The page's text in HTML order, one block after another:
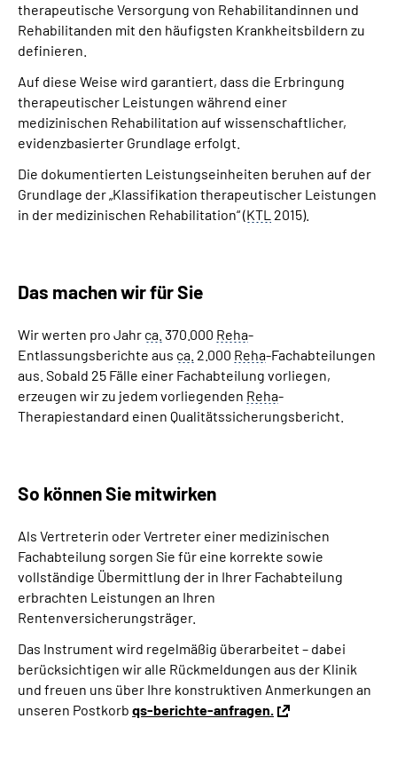
Language
Inhalte in Gebärdensprache (DGS)
Leichte Sprache
Mein Kundenportal
therapeutische Versorgung von Rehabilitandinnen und
Rehabilitanden mit den häufigsten Krankheitsbildern zu
definieren.
Auf diese Weise wird garantiert, dass die Erbringung
therapeutischer Leistungen während einer
medizinischen Rehabilitation auf wissenschaftlicher,
evidenzbasierter Grundlage erfolgt.
Die dokumentierten Leistungseinheiten beruhen auf der
Grundlage der „Klassifikation therapeutischer Leistungen
in der medizinischen Rehabilitation“ (KTL 2015).
Das machen wir für Sie
Wir werten pro Jahr ca. 370.000 Reha-
Entlassungsberichte aus ca. 2.000 Reha-Fachabteilungen
aus. Sobald 25 Fälle einer Fachabteilung vorliegen,
erzeugen wir zu jedem vorliegenden Reha-
Therapiestandard einen Qualitätssicherungsbericht.
So können Sie mitwirken
Als Vertreterin oder Vertreter einer medizinischen
Fachabteilung sorgen Sie für eine korrekte sowie
vollständige Übermittlung der in Ihrer Fachabteilung
erbrachten Leistungen an Ihren
Rentenversicherungsträger.
Das Instrument wird regelmäßig überarbeitet – dabei
berücksichtigen wir alle Rückmeldungen aus der Klinik
und freuen uns über Ihre konstruktiven Anmerkungen an
unseren Postkorb qs-berichte-anfragen.